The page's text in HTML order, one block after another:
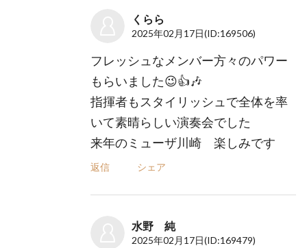
くらら
2025年02月17日(ID:169506)
フレッシュなメンバー方々のパワー
もらいました😉👍🎶
指揮者もスタイリッシュで全体を率
いて素晴らしい演奏会でした
来年のミューザ川崎 楽しみです
返信 シェア
水野 純
2025年02月17日(ID:169479)